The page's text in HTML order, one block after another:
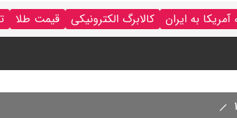
به ایران کالابرگ الکترونیکی قیمت طلا